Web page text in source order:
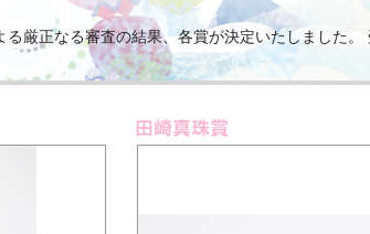
厳正なる審査の結果、各賞が決定いたしました